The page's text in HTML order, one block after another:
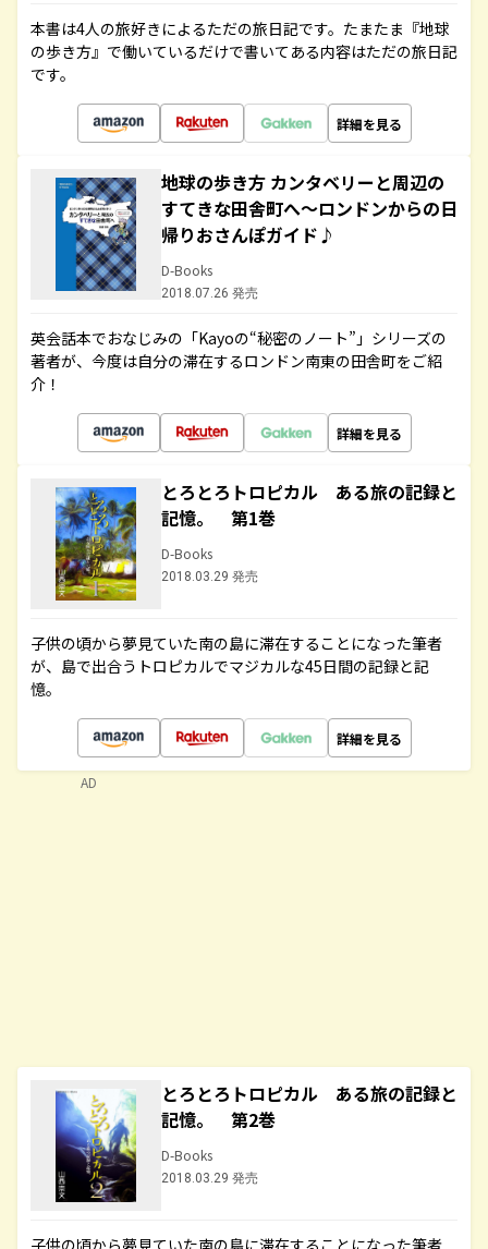
本書は4人の旅好きによるただの旅日記です。たまたま『地球
の歩き方』で働いているだけで書いてある内容はただの旅日記
です。
詳細を見る
地球の歩き方 カンタベリーと周辺の
すてきな田舎町へ～ロンドンからの日
帰りおさんぽガイド♪
D-Books
2018.07.26 発売
英会話本でおなじみの「Kayoの“秘密のノート”」シリーズの
著者が、今度は自分の滞在するロンドン南東の田舎町をご紹
介！
詳細を見る
とろとろトロピカル ある旅の記録と
記憶。 第1巻
D-Books
2018.03.29 発売
子供の頃から夢見ていた南の島に滞在することになった筆者
が、島で出合うトロピカルでマジカルな45日間の記録と記
憶。
詳細を見る
とろとろトロピカル ある旅の記録と
記憶。 第2巻
D-Books
2018.03.29 発売
子供の頃から夢見ていた南の島に滞在することになった筆者
AD